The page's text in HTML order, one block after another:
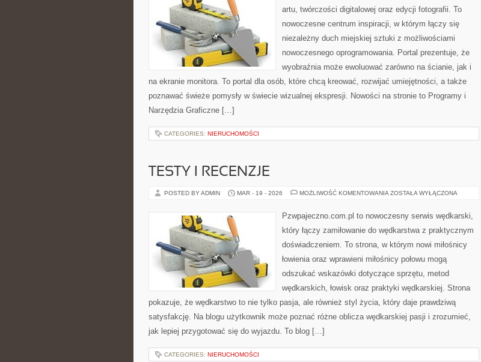
artu, twórczości digitalowej oraz edycji fotografii. To
nowoczesne centrum inspiracji, w którym łączy się
niezależny duch miejskiej sztuki z możliwościami
nowoczesnego oprogramowania. Portal prezentuje, że
wyobraźnia może ewoluować zarówno na ścianie, jak i
na ekranie monitora. To portal dla osób, które chcą kreować, rozwijać umiejętności, a także
poznawać świeże pomysły w świecie wizualnej ekspresji. Nowości na stronie to Programy i
Narzędzia Graficzne […]
CATEGORIES: NIERUCHOMOŚCI
TESTY I RECENZJE
POSTED BY ADMIN MAR - 19 - 2026 MOŻLIWOŚĆ KOMENTOWANIA TESTY
ZOSTAŁA WYŁĄCZONA
Pzwpajeczno.com.pl to nowoczesny serwis wędkarski,
który łączy zamiłowanie do wędkarstwa z praktycznym
doświadczeniem. To strona, w którym nowi miłośnicy
łowienia oraz wprawieni miłośnicy połowu mogą
odszukać wskazówki dotyczące sprzętu, metod
wędkarskich, łowisk oraz praktyki wędkarskiej. Strona
pokazuje, że wędkarstwo to nie tylko pasja, ale również styl życia, który daje prawdziwą
satysfakcję. Na blogu użytkownik może poznać różne oblicza wędkarskiej pasji i zrozumieć,
jak lepiej przygotować się do wyjazdu. To blog […]
CATEGORIES: NIERUCHOMOŚCI